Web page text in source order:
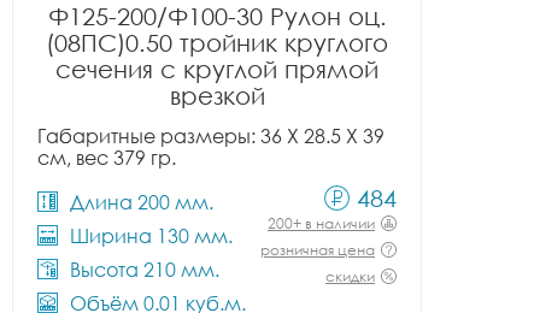
Ф125-200/Ф100-30 Рулон оц.
(08ПС)0.50 тройник круглого
сечения с круглой прямой
врезкой
Габаритные размеры: 36 X 28.5 X 39
см, вес 379 гр.
Длина 200 мм.
Ширина 130 мм.
Высота 210 мм.
Объём 0.01 куб.м.
484
200+ в наличии
розничная цена
скидки